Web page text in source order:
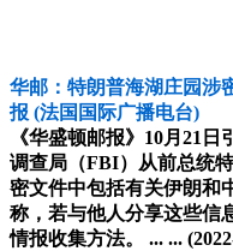
华邮：特朗普海湖庄园涉
报 (法国国际广播电台)
《华盛顿邮报》10月21
调查局（FBI）从前总统
密文件中包括有关伊朗和
称，若与他人分享这些信
情报收集方法。 ... ...